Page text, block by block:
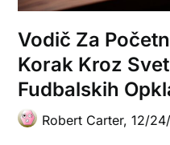
Vodič Za
Korak Kroz
Fudbalskih
Robert Carter,12/